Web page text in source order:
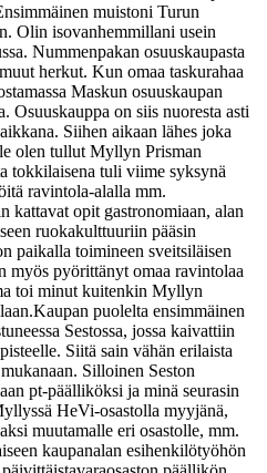
muistoni Turun
Olin isovanhemmillani usein
Nummenpakan osuuskaupasta
herkut. Kun omaa taskurahaa
Maskun osuuskaupan
Osuuskauppa on siis nuoresta asti
Siihen aikaan lähes joka
olen tullut Myllyn Prisman
tokkilaisena tuli viime syksynä
ravintola-alalla mm.
kattavat opit gastronomiaan, alan
ruokakulttuuriin pääsin
paikalla toimineen sveitsiläisen
myös pyörittänyt omaa ravintolaa
toi minut kuitenkin Myllyn
Kaupan puolelta ensimmäinen
Sestossa, jossa kaivattiin
Siitä sain vähän erilaista
Silloinen Seston
pt-päälliköksi ja minä seurasin
HeVi-osastolla myyjänä,
muutamalle eri osastolle, mm.
kaupanalan esihenkilötyöhön